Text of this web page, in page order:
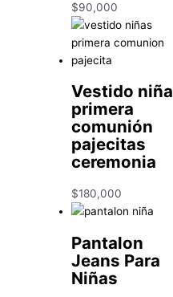
$90,000
Vestido niña
primera
comunión
pajecitas
ceremonia
$180,000
Pantalon
Jeans Para
Niñas